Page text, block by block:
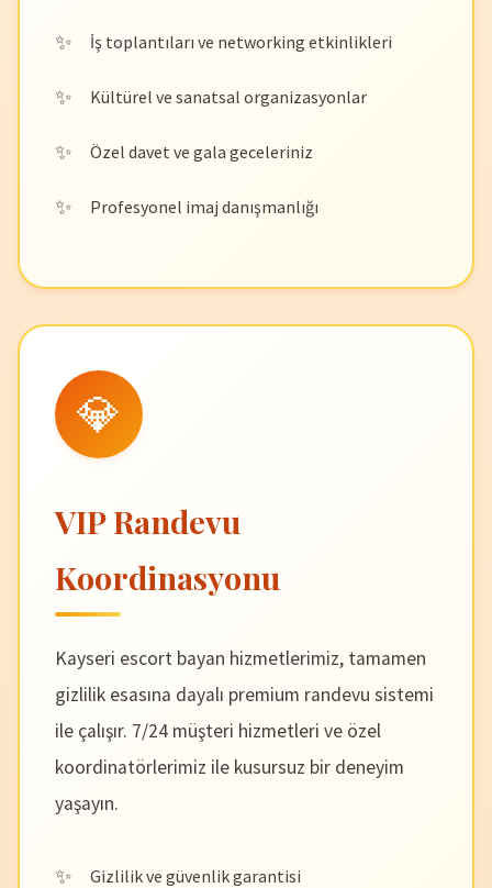
İş toplantıları ve networking etkinlikleri
Kültürel ve sanatsal organizasyonlar
Özel davet ve gala geceleriniz
Profesyonel imaj danışmanlığı
💎
VIP Randevu
Koordinasyonu
Kayseri escort bayan hizmetlerimiz, tamamen
gizlilik esasına dayalı premium randevu sistemi
ile çalışır. 7/24 müşteri hizmetleri ve özel
koordinatörlerimiz ile kusursuz bir deneyim
yaşayın.
Gizlilik ve güvenlik garantisi